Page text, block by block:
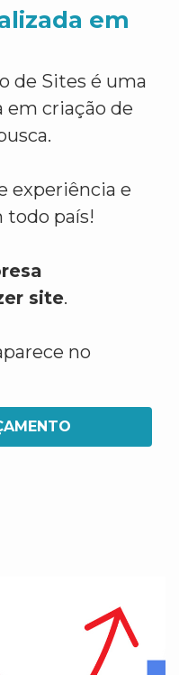
em
de Sites é uma
em criação de
experiência e
todo país!
site.
no